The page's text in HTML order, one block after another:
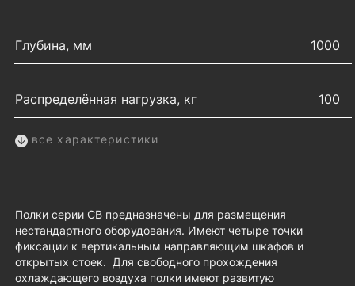
Глубина, мм 1000
Распределённая нагрузка, кг 100
все характеристики
Полки серии СВ предназначены для размещения
нестандартного оборудования. Имеют четыре точки
фиксации к вертикальным направляющим шкафов и
открытых стоек. Для свободного прохождения
охлаждающего воздуха полки имеют развитую